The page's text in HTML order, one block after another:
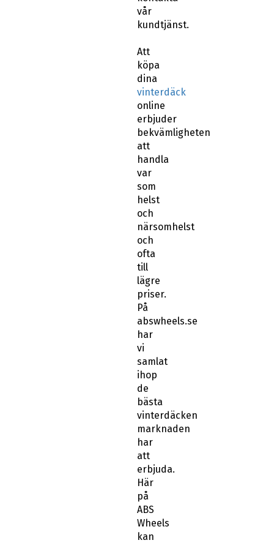
vår
kundtjänst.
Att
köpa
dina
vinterdäck
online
erbjuder
bekvämligheten
att
handla
var
som
helst
och
närsomhelst
och
ofta
till
lägre
priser.
På
abswheels.se
har
vi
samlat
ihop
de
bästa
vinterdäcken
marknaden
har
att
erbjuda.
Här
på
ABS
Wheels
kan